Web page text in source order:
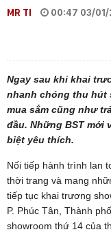
MR TI 00:47 03/
Ngay sau khi khai
nhanh chóng thu hút
mua sắm cũng như
đầu. Những BST mới
biệt yêu thích.
Nối tiếp hành trình lan
thời trang và mang
tiếp tục khai trương
P. Phúc Tân, Thành
showroom thứ 14 của